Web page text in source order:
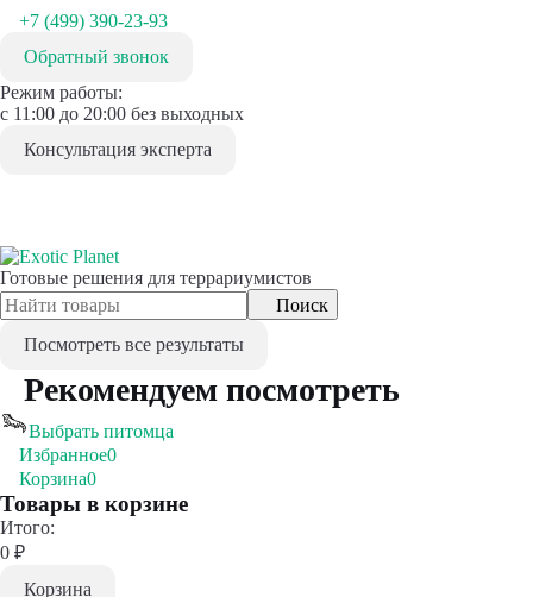
+7 (499) 390-23-93
Обратный звонок
Режим работы:
с 11:00 до 20:00 без выходных
Консультация эксперта
Готовые решения для террариумистов
Поиск
Посмотреть все результаты
Рекомендуем посмотреть
Выбрать питомца
Избранное0
Корзина0
Товары в корзине
Итого:
0 ₽
Корзина